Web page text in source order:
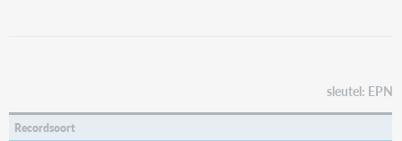
sleutel: EPN
Recordsoort